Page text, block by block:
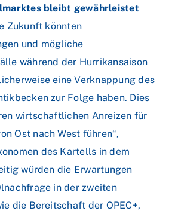
bleibt gewährleistet
Zukunft könnten
und mögliche
während der Hurrikansaison
eine Verknappung des
zur Folge haben. Dies
wirtschaftlichen Anreizen für
Ost nach West führen“,
des Kartells in dem
würden die Erwartungen
in der zweiten
die Bereitschaft der OPEC+,